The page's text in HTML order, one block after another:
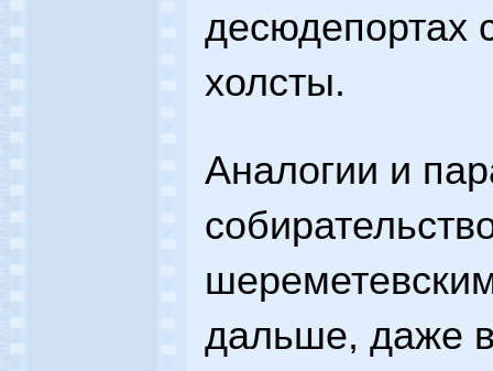
десюдепортах
холсты.
Аналогии и
дальше, даже в